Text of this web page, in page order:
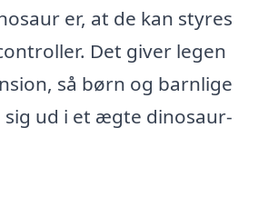
er, at de kan styres
Det giver legen
så børn og barnlige
ud i et ægte dinosaur-